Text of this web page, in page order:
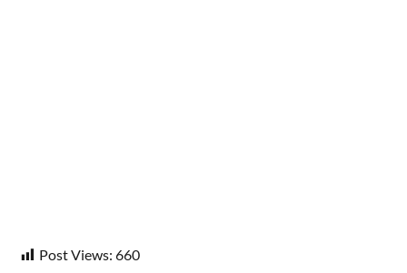
Post Views: 660